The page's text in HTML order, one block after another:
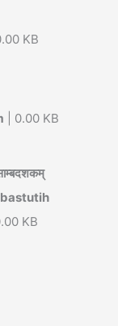
KB
| 0.00 KB
KB